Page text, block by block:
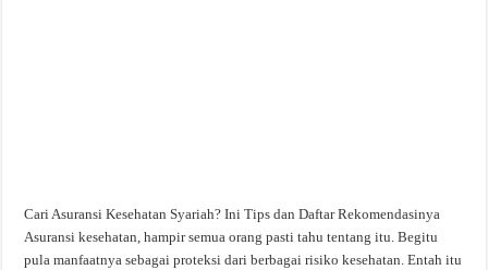
Cari Asuransi Kesehatan Syariah? Ini Tips dan Daftar Rekomendasinya
Asuransi kesehatan, hampir semua orang pasti tahu tentang itu. Begitu
pula manfaatnya sebagai proteksi dari berbagai risiko kesehatan. Entah itu